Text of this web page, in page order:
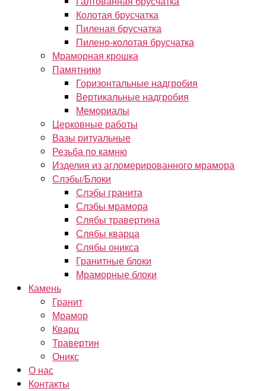
Колотая брусчатка
Пиленая брусчатка
Пилено-колотая брусчатка
Мраморная крошка
Памятники
Горизонтальные надгробия
Вертикальные надгробия
Мемориалы
Церковные работы
Вазы ритуальные
Резьба по камню
Изделия из агломерированного мрамора
Слэбы/Блоки
Слэбы гранита
Слэбы мрамора
Слябы травертина
Слябы кварца
Слябы оникса
Гранитные блоки
Мраморные блоки
Камень
Гранит
Мрамор
Кварц
Травертин
Оникс
О нас
Контакты